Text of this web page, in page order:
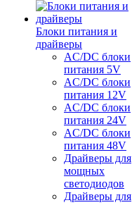
Блоки питания и
драйверы
AC/DC блоки
питания 5V
AC/DC блоки
питания 12V
AC/DC блоки
питания 24V
AC/DC блоки
питания 48V
Драйверы для
мощных
светодиодов
Драйверы для